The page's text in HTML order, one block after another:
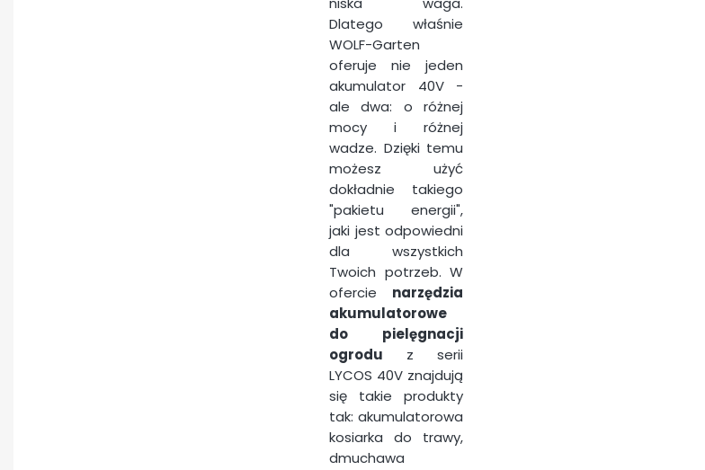
Dlatego właśnie
WOLF-Garten
oferuje nie jeden
akumulator 40V -
ale dwa: o różnej
mocy i różnej
wadze. Dzięki temu
możesz użyć
dokładnie takiego
"pakietu energii",
jaki jest odpowiedni
dla wszystkich
Twoich potrzeb. W
ofercie narzędzia
akumulatorowe
do pielęgnacji
ogrodu z serii
LYCOS 40V znajdują
się takie produkty
tak: akumulatorowa
kosiarka do trawy,
dmuchawa